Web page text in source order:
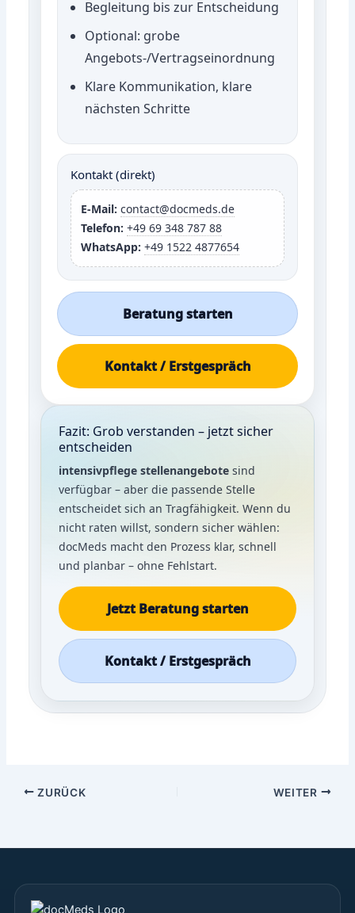
Begleitung bis zur Entscheidung
Optional: grobe
Angebots-/Vertragseinordnung
Klare Kommunikation, klare
nächsten Schritte
Kontakt (direkt)
E-Mail: contact@docmeds.de
Telefon: +49 69 348 787 88
WhatsApp: +49 1522 4877654
Beratung starten
Kontakt / Erstgespräch
Fazit: Grob verstanden – jetzt sicher
entscheiden
intensivpflege stellenangebote sind
verfügbar – aber die passende Stelle
entscheidet sich an Tragfähigkeit. Wenn du
nicht raten willst, sondern sicher wählen:
docMeds macht den Prozess klar, schnell
und planbar – ohne Fehlstart.
Jetzt Beratung starten
Kontakt / Erstgespräch
ZURÜCK WEITER